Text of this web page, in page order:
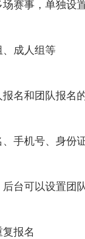
赛事，单独设
成人组等
名和团队报名
手机号、身份
台可以设置团
报名